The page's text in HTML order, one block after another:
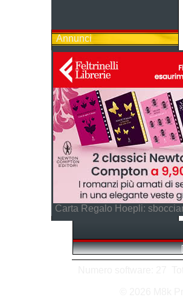
Annunci
Carta Regalo Hoepli:
[